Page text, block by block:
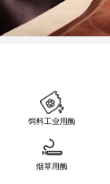
饲料工业用酶
烟草用酶